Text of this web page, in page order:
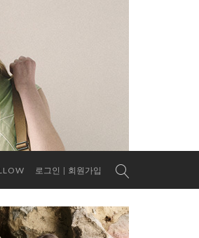
로그인 회원가입